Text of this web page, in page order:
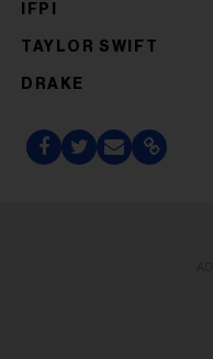
IFPI
TAYLOR SWIFT
DRAKE